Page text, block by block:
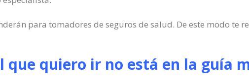
para tomadores de seguros de salud. De este modo te
que quiero ir no está en la guía